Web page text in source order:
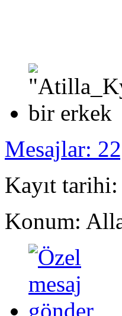
Mesajlar:
Kayıt
Konum: